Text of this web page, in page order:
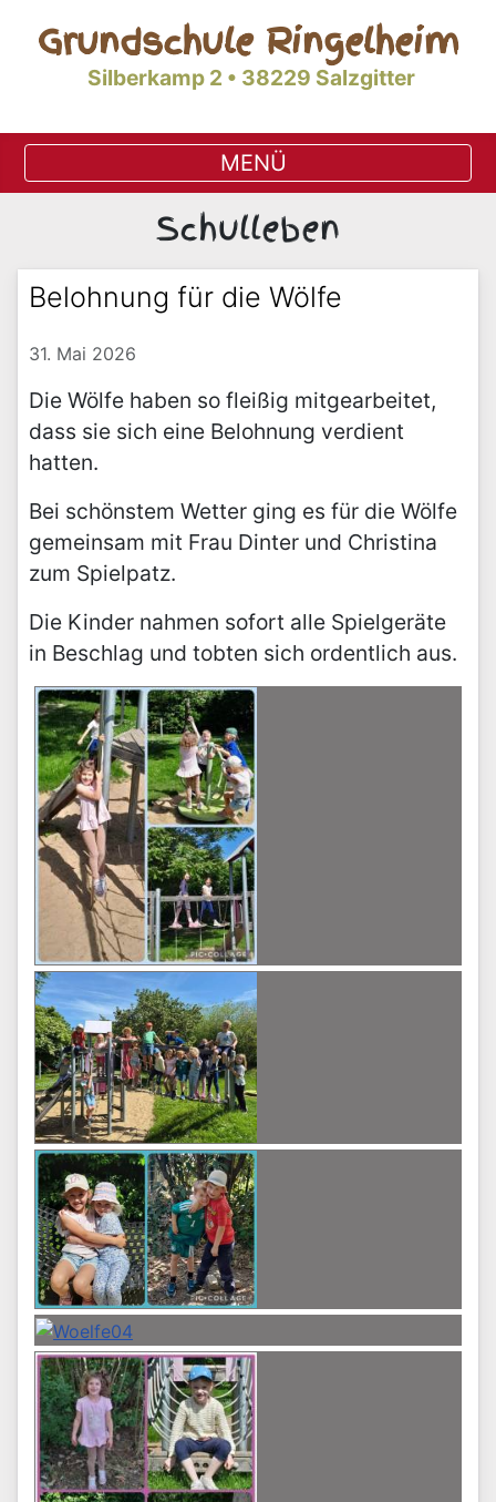
Grundschule Ringelheim
Silberkamp 2 • 38229 Salzgitter
Schulleben
Belohnung für die Wölfe
31. Mai 2026
Die Wölfe haben so fleißig mitgearbeitet,
dass sie sich eine Belohnung verdient
hatten.
Bei schönstem Wetter ging es für die Wölfe
gemeinsam mit Frau Dinter und Christina
zum Spielpatz.
Die Kinder nahmen sofort alle Spielgeräte
in Beschlag und tobten sich ordentlich aus.